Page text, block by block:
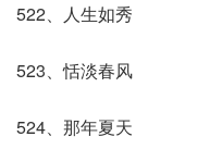
522、人生如秀
523、恬淡春风
524、那年夏天